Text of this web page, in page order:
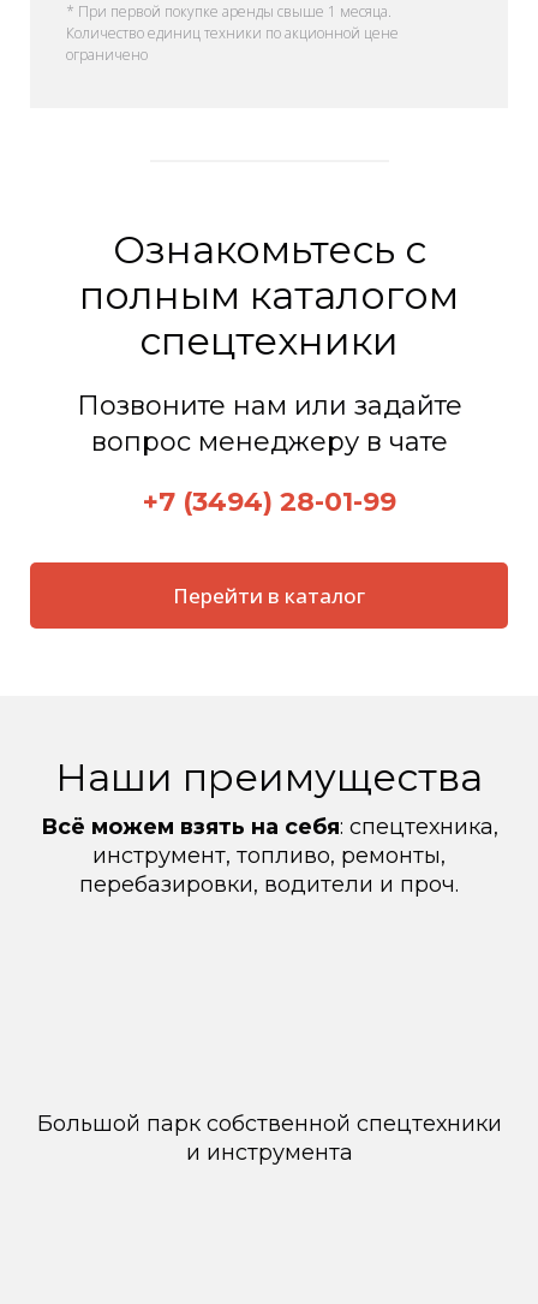
* При первой покупке аренды свыше 1 месяца.
Количество единиц техники по акционной цене
ограничено
Ознакомьтесь с
полным каталогом
спецтехники
Позвоните нам или задайте
вопрос менеджеру в чате
+7 (3494) 28-01-99
Перейти в каталог
Наши преимущества
Всё можем взять на себя: спецтехника,
инструмент, топливо, ремонты,
перебазировки, водители и проч.
Большой парк собственной спецтехники
и инструмента